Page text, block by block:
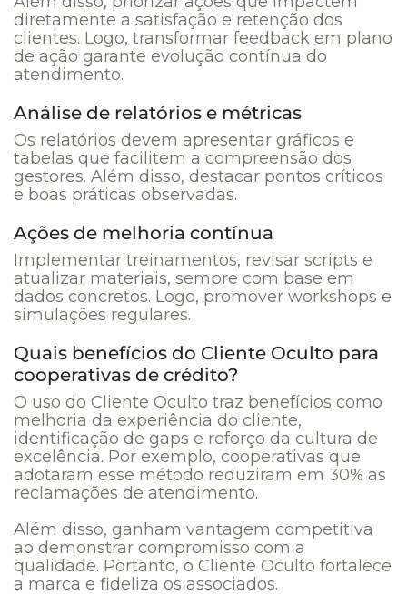
diretamente a satisfação e retenção dos
clientes. Logo, transformar feedback em plano
de ação garante evolução contínua do
atendimento.
Análise de relatórios e métricas
Os relatórios devem apresentar gráficos e
tabelas que facilitem a compreensão dos
gestores. Além disso, destacar pontos críticos
e boas práticas observadas.
Ações de melhoria contínua
Implementar treinamentos, revisar scripts e
atualizar materiais, sempre com base em
dados concretos. Logo, promover workshops e
simulações regulares.
Quais benefícios do Cliente Oculto para
cooperativas de crédito?
O uso do Cliente Oculto traz benefícios como
melhoria da experiência do cliente,
identificação de gaps e reforço da cultura de
excelência. Por exemplo, cooperativas que
adotaram esse método reduziram em 30% as
reclamações de atendimento.
Além disso, ganham vantagem competitiva
ao demonstrar compromisso com a
qualidade. Portanto, o Cliente Oculto fortalece
a marca e fideliza os associados.